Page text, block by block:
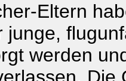
Eltern
junge,
werden